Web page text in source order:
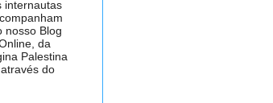
internautas
nosso Blog
da
Palestina
do